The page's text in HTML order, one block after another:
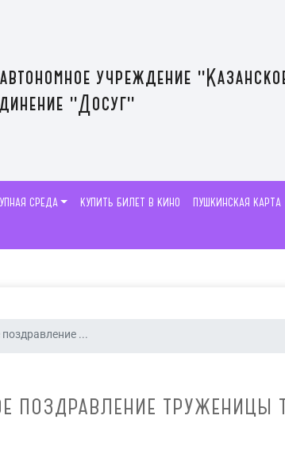
учреждение
"Досуг"
СРЕДА КУПИТЬ БИЛЕТ В КИНО ПУШКИНСКАЯ КАРТА
...
ПОЗДРАВЛЕНИЕ ТРУЖЕНИЦЫ